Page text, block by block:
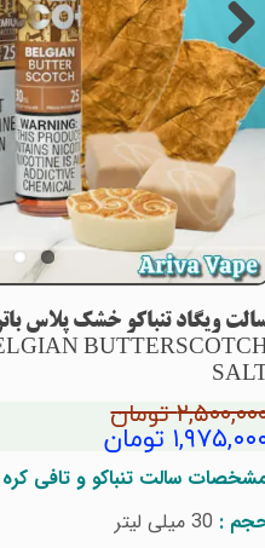
تومان
تومان
سالت تنباکو و تافی
: